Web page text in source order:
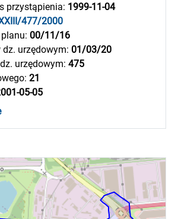
przystąpienia: 1999-11-04
477/2000
00/11/16
urzędowym: 01/03/20
urzędowym: 475
21
05-05